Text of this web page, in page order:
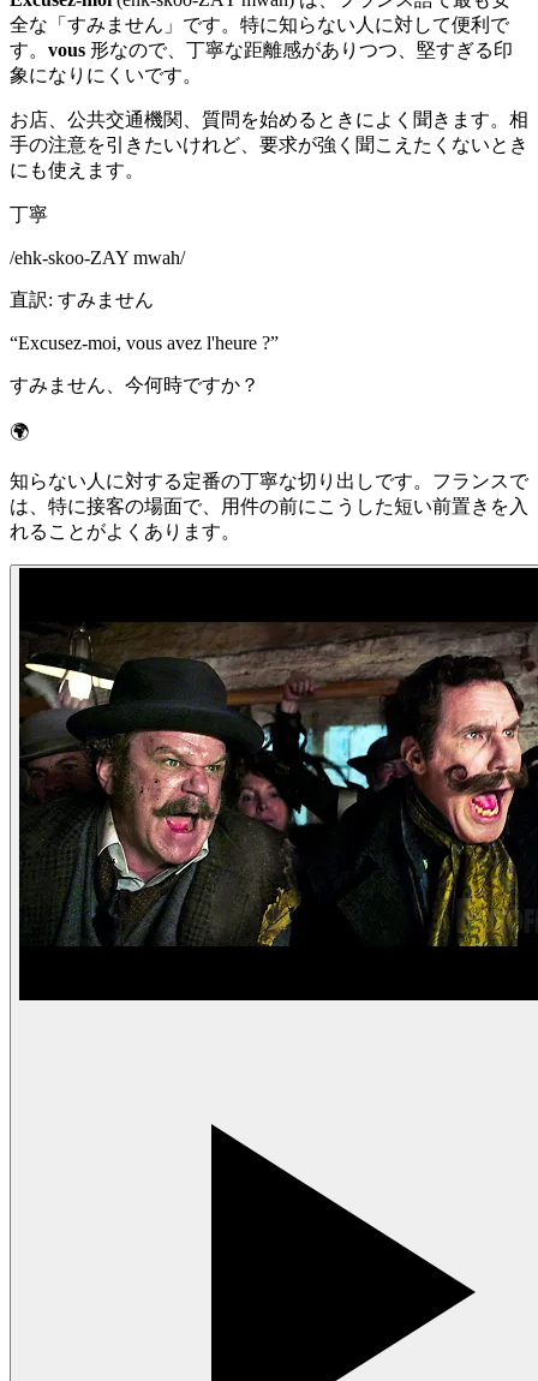
全な「すみません」です。特に知らない人に対して便利で
す。 vous 形なので、丁寧な距離感がありつつ、堅すぎる印
象になりにくいです。
お店、公共交通機関、質問を始めるときによく聞きます。相
手の注意を引きたいけれど、要求が強く聞こえたくないとき
にも使えます。
丁寧
/ehk-skoo-ZAY mwah/
直訳: すみません
“Excusez-moi, vous avez l'heure ?”
すみません、今何時ですか？
🌍
知らない人に対する定番の丁寧な切り出しです。フランスで
は、特に接客の場面で、用件の前にこうした短い前置きを入
れることがよくあります。